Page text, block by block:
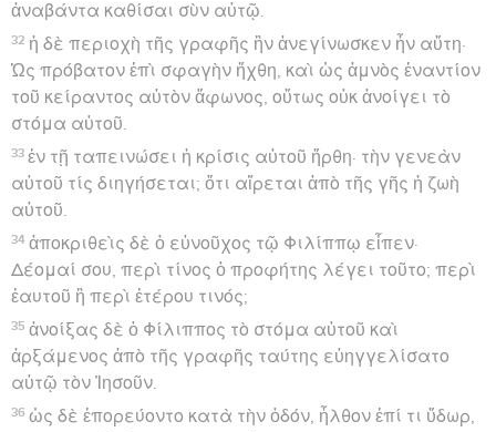
ἀναβάντα καθίσαι σὺν αὐτῷ.
32 ἡ δὲ περιοχὴ τῆς γραφῆς ἣν ἀνεγίνωσκεν ἦν αὕτη·
Ὡς πρόβατον ἐπὶ σφαγὴν ἤχθη, καὶ ὡς ἀμνὸς ἐναντίον
τοῦ κείραντος αὐτὸν ἄφωνος, οὕτως οὐκ ἀνοίγει τὸ
στόμα αὐτοῦ.
33 ἐν τῇ ταπεινώσει ἡ κρίσις αὐτοῦ ἤρθη· τὴν γενεὰν
αὐτοῦ τίς διηγήσεται; ὅτι αἴρεται ἀπὸ τῆς γῆς ἡ ζωὴ
αὐτοῦ.
34 ἀποκριθεὶς δὲ ὁ εὐνοῦχος τῷ Φιλίππῳ εἶπεν·
Δέομαί σου, περὶ τίνος ὁ προφήτης λέγει τοῦτο; περὶ
ἑαυτοῦ ἢ περὶ ἑτέρου τινός;
35 ἀνοίξας δὲ ὁ Φίλιππος τὸ στόμα αὐτοῦ καὶ
ἀρξάμενος ἀπὸ τῆς γραφῆς ταύτης εὐηγγελίσατο
αὐτῷ τὸν Ἰησοῦν.
36 ὡς δὲ ἐπορεύοντο κατὰ τὴν ὁδόν, ἦλθον ἐπί τι ὕδωρ,